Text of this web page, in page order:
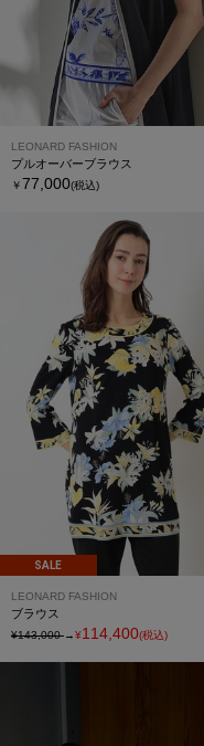
LEONARD FASHION
プルオーバーブラウス
￥77,000(税込)
SALE
LEONARD FASHION
ブラウス
¥143,000→¥114,400(税込)